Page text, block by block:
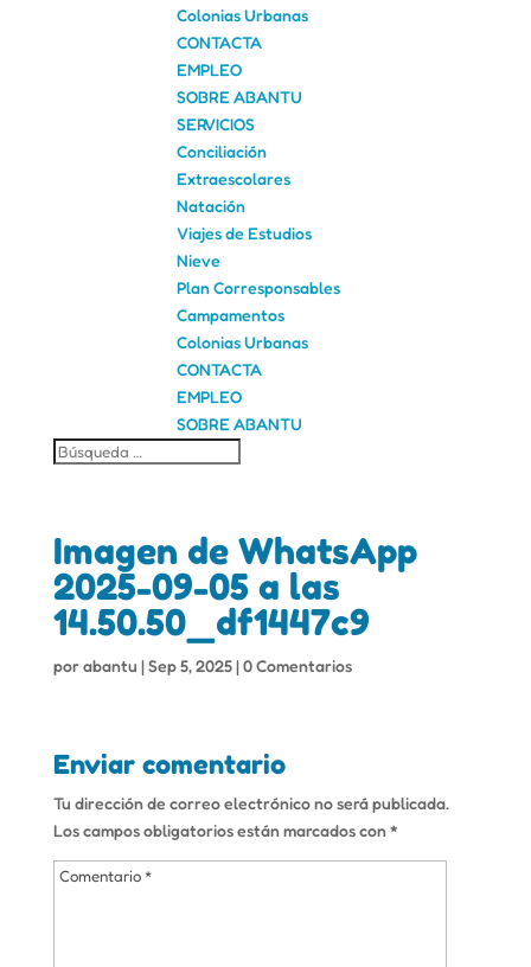
Colonias Urbanas
CONTACTA
EMPLEO
SOBRE ABANTU
SERVICIOS
Conciliación
Extraescolares
Natación
Viajes de Estudios
Nieve
Plan Corresponsables
Campamentos
Colonias Urbanas
CONTACTA
EMPLEO
SOBRE ABANTU
Imagen de WhatsApp
2025-09-05 a las
14.50.50_df1447c9
porabantu |Sep 5, 2025|0 Comentarios
Enviar comentario
Tu dirección de correo electrónico no será publicada.
Los campos obligatorios están marcados con*